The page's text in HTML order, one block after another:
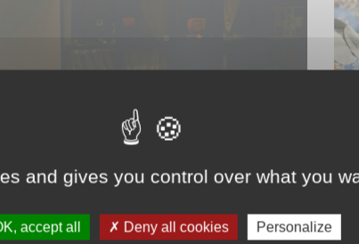
ACCESSOIRES DE CUISINE
and gives you control over what you
accept all Deny all cookies Personalize